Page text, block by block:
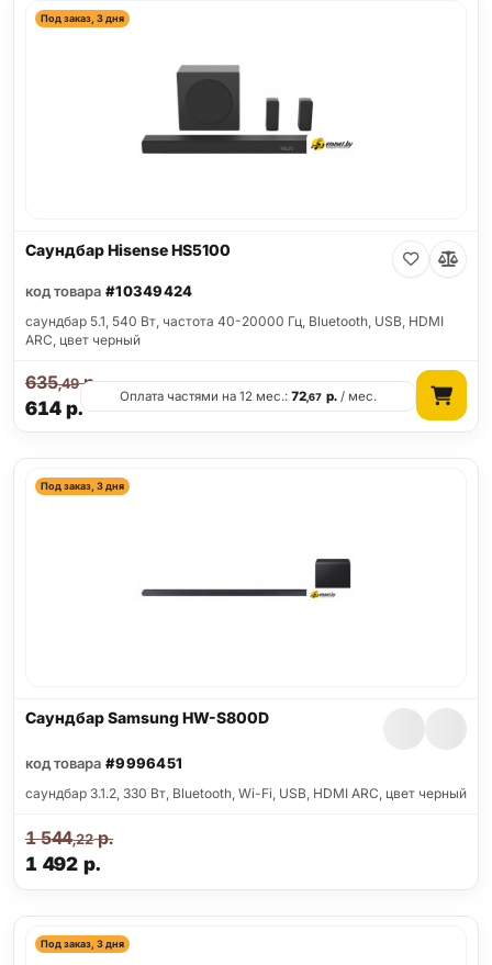
Под заказ, 3 дня
Саундбар Hisense HS5100
код товара #10349424
саундбар 5.1, 540 Вт, частота 40-20000 Гц, Bluetooth, USB, HDMI
ARC, цвет черный
614р.
635,49р.
Оплата частями на 12 мес.:72,67 р./ мес.
Под заказ, 3 дня
Саундбар Samsung HW-S800D
код товара #9996451
саундбар 3.1.2, 330 Вт, Bluetooth, Wi-Fi, USB, HDMI ARC, цвет черный
1 492 р.
1 544,22р.
Под заказ, 3 дня